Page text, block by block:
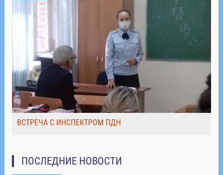
ВСТРЕЧА С ИНСПЕКТРОМ ПДН
ПОСЛЕДНИЕ НОВОСТИ